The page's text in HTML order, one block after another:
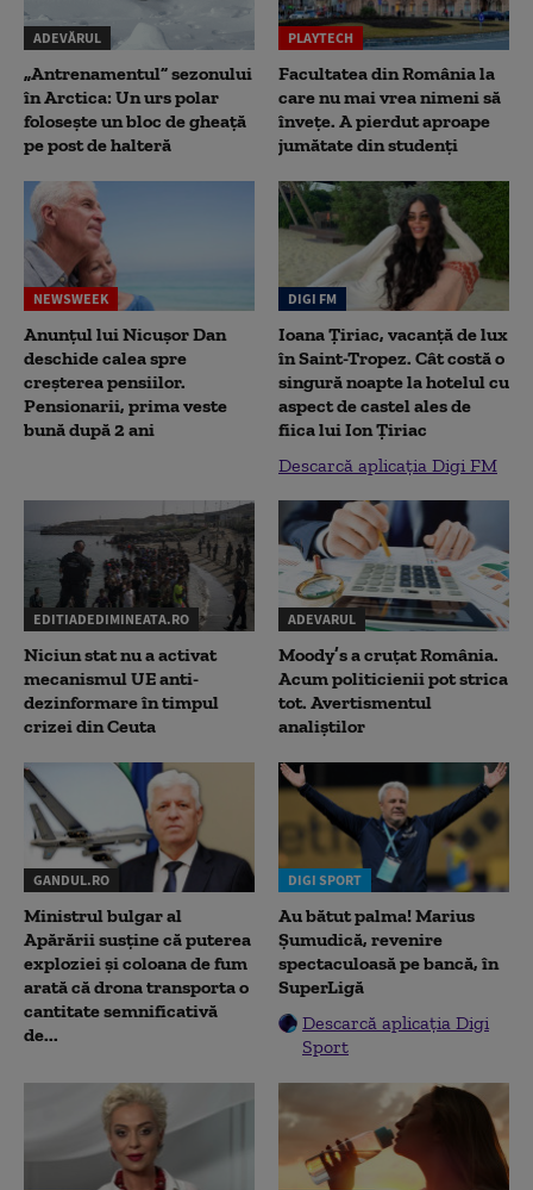
ADEVĂRUL
„Antrenamentul” sezonului
în Arctica: Un urs polar
folosește un bloc de gheață
pe post de halteră
PLAYTECH
Facultatea din România la
care nu mai vrea nimeni să
înveţe. A pierdut aproape
jumătate din studenţi
NEWSWEEK
Anunțul lui Nicușor Dan
deschide calea spre
creșterea pensiilor.
Pensionarii, prima veste
bună după 2 ani
DIGI FM
Ioana Țiriac, vacanță de lux
în Saint-Tropez. Cât costă o
singură noapte la hotelul cu
aspect de castel ales de
fiica lui Ion Țiriac
Descarcă aplicația Digi FM
EDITIADEDIMINEATA.RO
Niciun stat nu a activat
mecanismul UE anti-
dezinformare în timpul
crizei din Ceuta
ADEVARUL
Moody’s a cruțat România.
Acum politicienii pot strica
tot. Avertismentul
analiștilor
GANDUL.RO
Ministrul bulgar al
Apărării susține că puterea
exploziei și coloana de fum
arată că drona transporta o
cantitate semnificativă
de...
DIGI SPORT
Au bătut palma! Marius
Șumudică, revenire
spectaculoasă pe bancă, în
SuperLigă
Descarcă aplicația Digi
Sport